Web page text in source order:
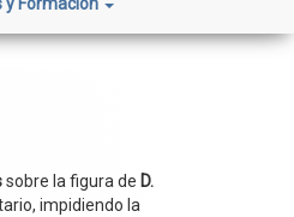
y Formación
sobre la figura de D.
impidiendo la